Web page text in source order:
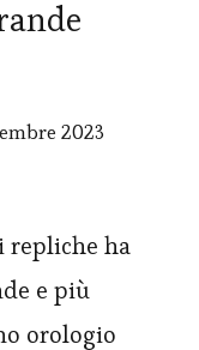
2023
repliche ha
e più
orologio